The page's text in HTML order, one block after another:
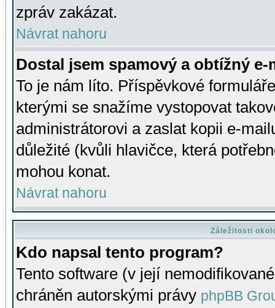
zpráv zakázat.
Návrat nahoru
Dostal jsem spamový a obtížný
To je nám líto. Příspěvkové
kterými se snažíme vystopovat
administrátorovi a zaslat kopii e-
důležité (kvůli hlavičce, která
mohou konat.
Návrat nahoru
Záležitosti
Kdo napsal tento program?
Tento software (v její
chráněn autorskými právy phpBB